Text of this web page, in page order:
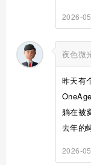
2026-
夜色微
昨天有
躺在被
去年的
2026-